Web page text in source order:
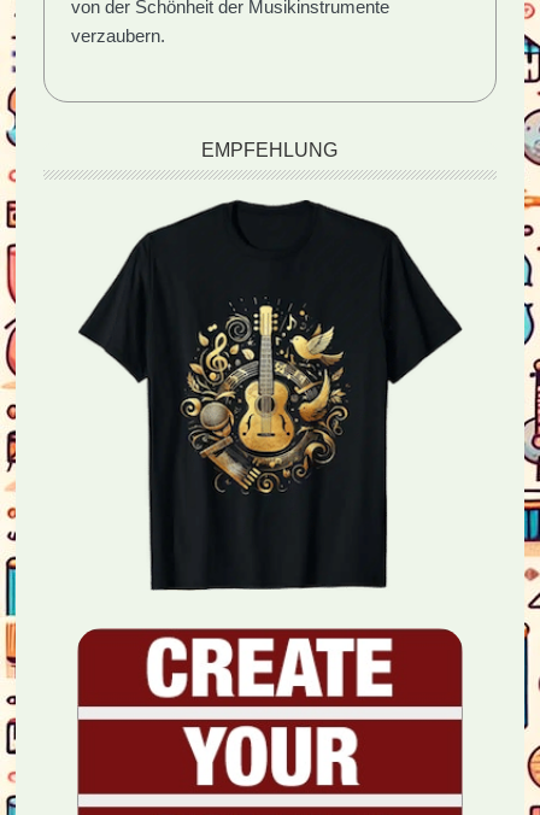
von der Schönheit der Musikinstrumente
verzaubern.
EMPFEHLUNG